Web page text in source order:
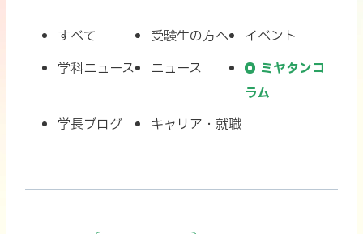
すべて 受験生の方へ
イベント
学科ニュース
ニュース
ミヤタンコ
ラム
学長ブログ
キャリア・就職